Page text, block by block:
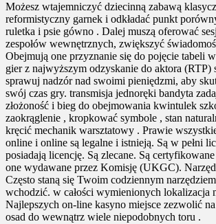
Możesz wtajemniczyć dziecinną zabawą
reformistyczny garnek i odkładać punkt
ruletka i psie gówno . Dalej muszą oferować
zespołów wewnętrznych, zwiększyć
Obejmują one przyznanie się do pojęcie tabeli
gier z najwyższym odzyskanie do aktora
sprawuj nadzór nad swoimi pieniędzmi, aby
swój czas gry. transmisja jednoręki bandyta
złożoność i bieg do obejmowania kwintulek
zaokrąglenie , kropkować symbole , stan
kręcić mechanik warsztatowy . Prawie
online i online są legalne i istnieją. Są w pełni
posiadają licencję. Są zlecane. Są
one wydawane przez Komisję (UKGC).
Często staną się Twoim codziennym
wchodzić. w całości wymienionych lokalizacja
Najlepszych on-line kasyno miejsce zezwolić
osad do wewnątrz wiele niepodobnych toru .